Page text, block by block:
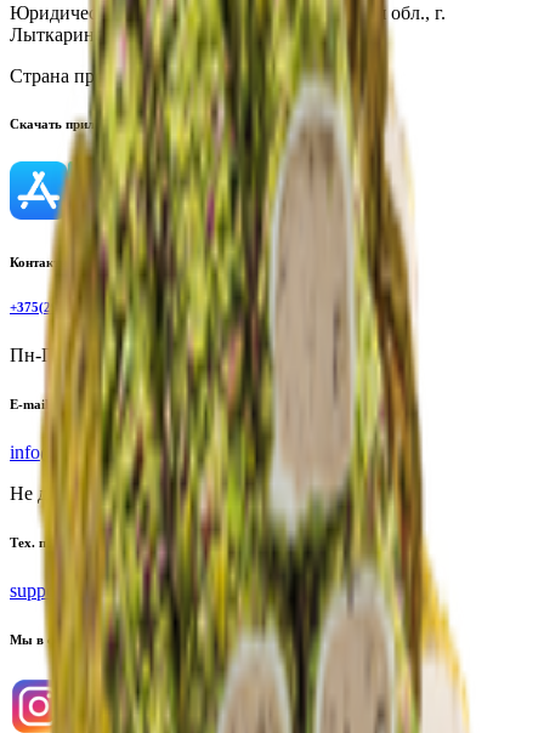
Юридический адрес: 140080, РФ, Московская обл., г.
Лыткарино, ш. Тураевское, 14 Е.
Страна производства: Россия
Скачать приложение
Контактный телефон
+375(29)6875999
Пн-Пт: 8:00 - 17:00
E-mail
info@yoda.by
Не для электронных обращений
Тех. поддержка
support@yoda.by
Мы в соцсетях